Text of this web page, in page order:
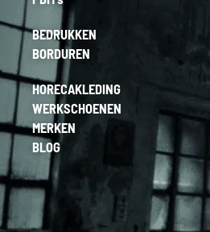
BEDRUKKEN
BORDUREN
HORECAKLEDING
WERKSCHOENEN
MERKEN
BLOG